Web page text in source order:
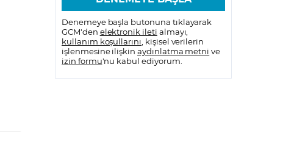
Denemeye başla butonuna tıklayarak
GCM'den elektronik ileti almayı,
kullanım koşullarını , kişisel verilerin
işlenmesine ilişkin aydınlatma metni ve
izin formu'nu kabul ediyorum.